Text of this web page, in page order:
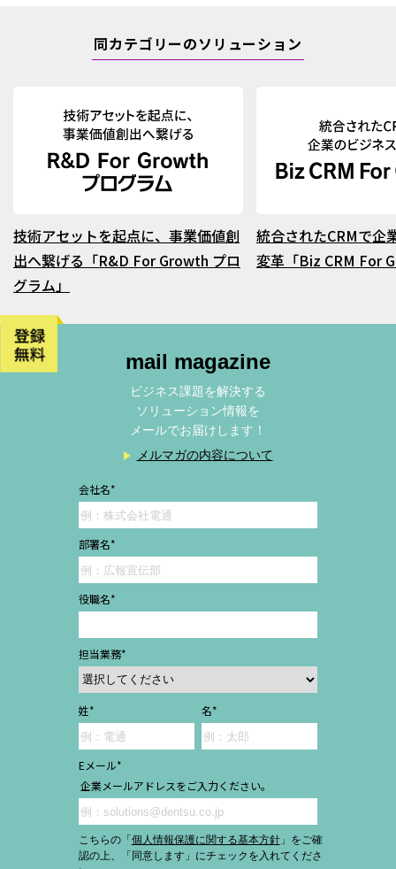
同カテゴリーのソリューション
技術アセットを起点に、事業価値創
出へ繋げる「R&D For Growth プロ
グラム」
統合されたCRMで企
変革「Biz CRM For
mail magazine
ビジネス課題を解決する
ソリューション情報を
メールでお届けします！
メルマガの内容について
会社名*
部署名*
役職名*
担当業務*
姓* 名*
Eメール*
企業メールアドレスをご入力ください。
こちらの「 個人情報保護に関する基本方針」をご確
認の上、「同意します」にチェックを入れてくださ